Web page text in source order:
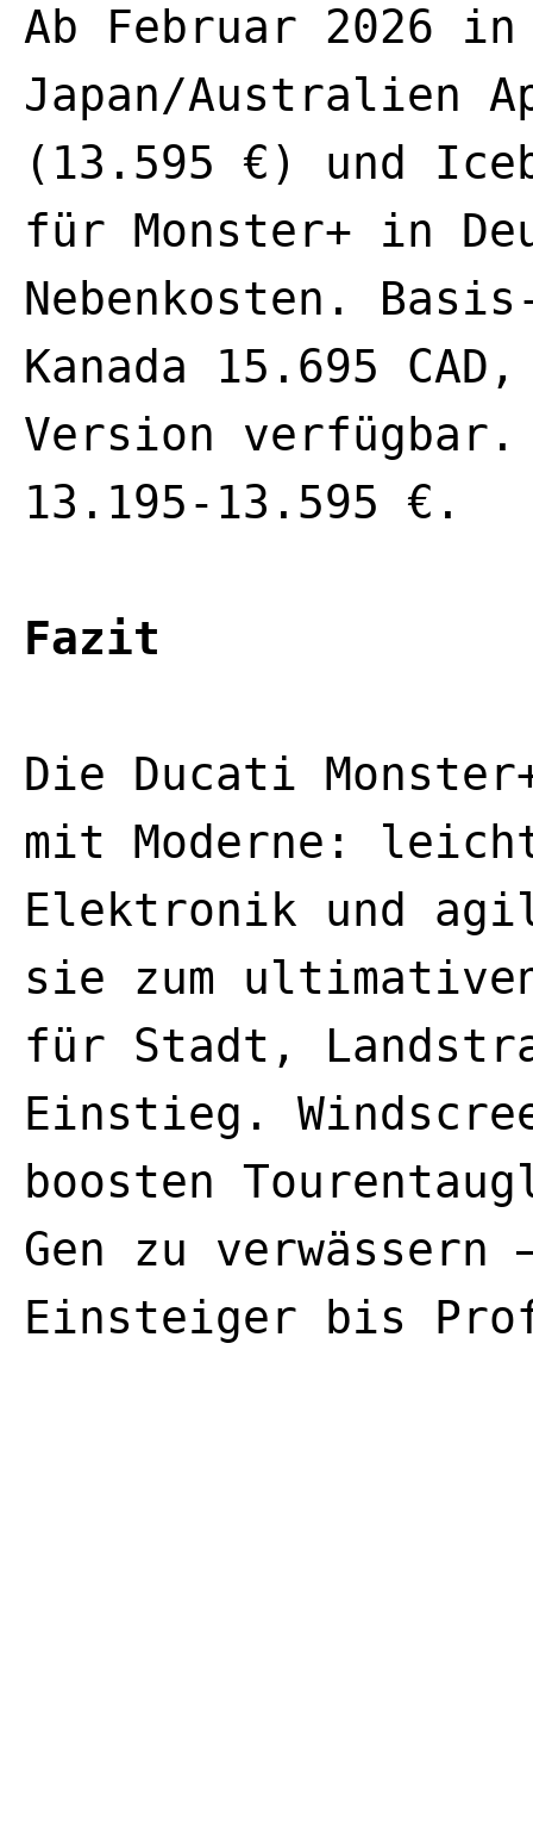
Ab Februar 2026 in
Japan/Australien
(13.595 €) und
für Monster+ in
Nebenkosten.
Kanada 15.695
Version verfügbar.
13.195-13.595 €.
Fazit
Die Ducati
mit Moderne:
Elektronik und
sie zum
für Stadt,
Einstieg.
boosten
Gen zu verwässern
Einsteiger bis